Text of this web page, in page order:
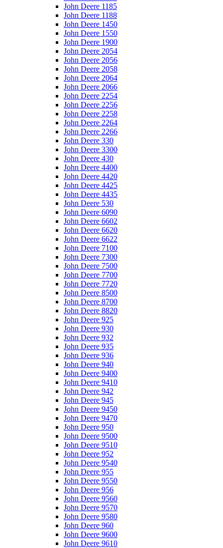
John Deere 1185
John Deere 1188
John Deere 1450
John Deere 1550
John Deere 1900
John Deere 2054
John Deere 2056
John Deere 2058
John Deere 2064
John Deere 2066
John Deere 2254
John Deere 2256
John Deere 2258
John Deere 2264
John Deere 2266
John Deere 330
John Deere 3300
John Deere 430
John Deere 4400
John Deere 4420
John Deere 4425
John Deere 4435
John Deere 530
John Deere 6090
John Deere 6602
John Deere 6620
John Deere 6622
John Deere 7100
John Deere 7300
John Deere 7500
John Deere 7700
John Deere 7720
John Deere 8500
John Deere 8700
John Deere 8820
John Deere 925
John Deere 930
John Deere 932
John Deere 935
John Deere 936
John Deere 940
John Deere 9400
John Deere 9410
John Deere 942
John Deere 945
John Deere 9450
John Deere 9470
John Deere 950
John Deere 9500
John Deere 9510
John Deere 952
John Deere 9540
John Deere 955
John Deere 9550
John Deere 956
John Deere 9560
John Deere 9570
John Deere 9580
John Deere 960
John Deere 9600
John Deere 9610